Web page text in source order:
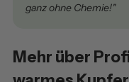
ganz ohne Chemie!"
Mehr über